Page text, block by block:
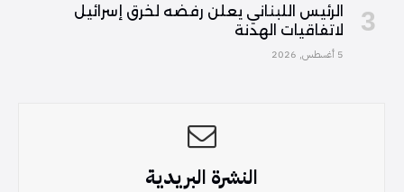
الرئيس اللبناني يعلن رفضه لخرق إسرائيل
لاتفاقيات الهدنة
5 أغسطس, 2026
النشرة البريدية